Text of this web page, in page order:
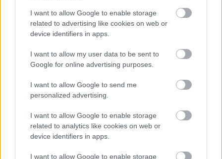
I want to allow Google to enable storage
related to advertising like cookies on web or
device identifiers in apps.
I want to allow my user data to be sent to
Google for online advertising purposes.
I want to allow Google to send me
personalized advertising.
I want to allow Google to enable storage
related to analytics like cookies on web or
device identifiers in apps.
I want to allow Google to enable storage
Van úgy, hogy egy régi dallam